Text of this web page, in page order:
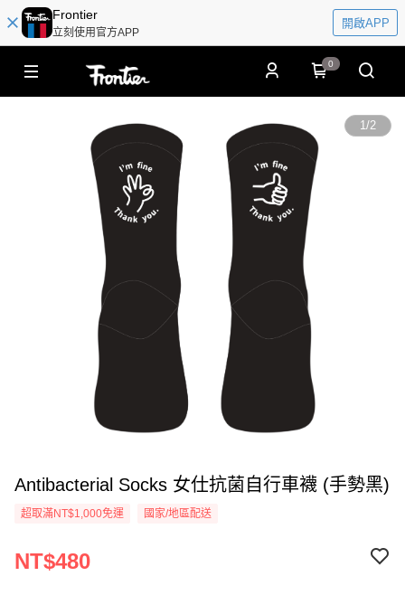
Frontier
立刻使用官方APP
開啟APP
0
1/2
Antibacterial Socks 女仕抗菌自行車襪 (手勢黑)
超取滿NT$1,000免運 國家/地區配送
NT$480